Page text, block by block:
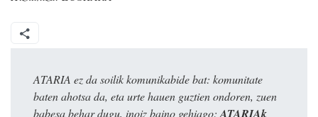
ATARIA ez da soilik komunikabide bat: komunitate
baten ahotsa da, eta urte hauen guztien ondoren, zuen
babesa behar dugu, inoiz baino gehiago: ATARIAk